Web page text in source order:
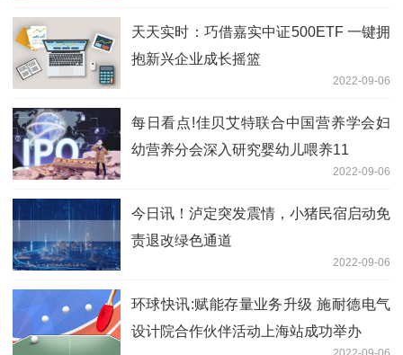
天天实时：巧借嘉实中证500ETF 一键拥
抱新兴企业成长摇篮
2022-09-06
每日看点!佳贝艾特联合中国营养学会妇
幼营养分会深入研究婴幼儿喂养11
2022-09-06
今日讯！泸定突发震情，小猪民宿启动免
责退改绿色通道
2022-09-06
环球快讯:赋能存量业务升级 施耐德电气
设计院合作伙伴活动上海站成功举办